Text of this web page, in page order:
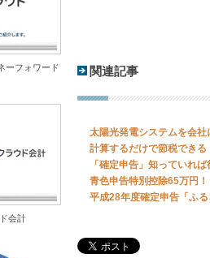
関連記事
太陽光発電システムを会
計算するだけで節税でき
「確定申告」知っていれ
青色申告特別控除65万円
平成28年度確定申告「ふ
ーフォワード
会計